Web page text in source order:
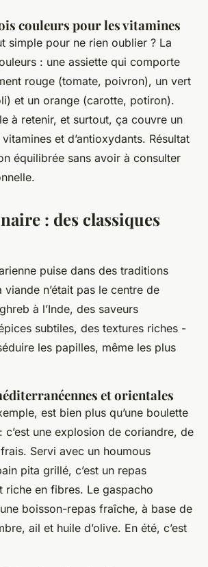
couleurs pour les vitamines
simple pour ne rien oublier ? La
: une assiette qui comporte
rouge (tomate, poivron), un vert
et un orange (carotte, potiron).
à retenir, et surtout, ça couvre un
et d’antioxydants. Résultat
équilibrée sans avoir à consulter
: des classiques
puise dans des traditions
viande n’était pas le centre de
à l’Inde, des saveurs
subtiles, des textures riches -
les papilles, même les plus
et orientales
est bien plus qu’une boulette
c’est une explosion de coriandre, de
Servi avec un houmous
pita grillé, c’est un repas
riche en fibres. Le gaspacho
boisson-repas fraîche, à base de
ail et huile d’olive. En été, c’est